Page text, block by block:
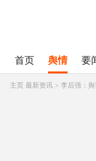
首页 舆情 要
主页 最新资讯 > 李后强：